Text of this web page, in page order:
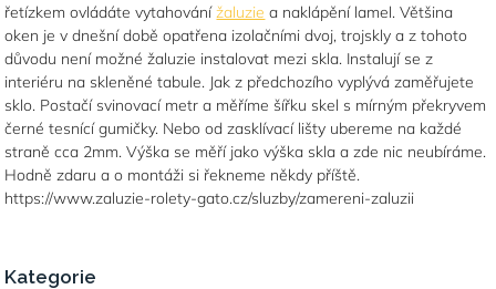
řetízkem ovládáte vytahovánížaluzie a naklápění lamel. Většina
oken je v dnešní době opatřena izolačními dvoj, trojskly a z tohoto
důvodu není možné žaluzie instalovat mezi skla. Instalují se z
interiéru na skleněné tabule. Jak z předchozího vyplývá zaměřujete
sklo. Postačí svinovací metr a měříme šířku skel s mírným překryvem
černé tesnící gumičky. Nebo od zasklívací lišty ubereme na každé
straně cca 2mm. Výška se měří jako výška skla a zde nic neubíráme.
Hodně zdaru a o montáži si řekneme někdy příště.
https://www.zaluzie-rolety-gato.cz/sluzby/zamereni-zaluzii
Kategorie